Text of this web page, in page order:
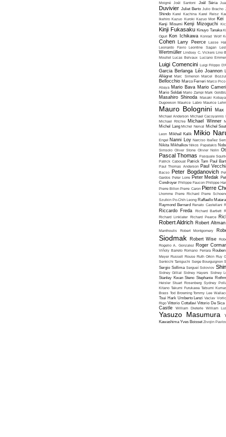
Moigné Joël Santoni Joël Séria
Duvivier Juliet Berto Julio Bracho
Shindo Karel Kachina Karel Reisz
Ikehiro Kazuo Kuroki Kazuo Mori Kei
Kenji Misumi Kenji Mizoguchi
Kinji Fukasaku Kinuyo Tanaka
Oguri Kon Ichikawa Konrad Wolf
Cohen Larry Peerce
Lasse
Leonardo Favio
Leontine Sagan
Wertmüller Lindsey C. Vickers Lino
Moullet Lucas Belvaux Luciano Emmer
Luigi Comencini Luigi Filippo
Garcia Berlanga Léo Joannon
Allégret Marc Simenon Marcel
Bellocchio Marco Ferreri Marco Pico
Abaya Mario Bava Mario
Mario Soldati Mario Zampi Mark
Masahiro Shinoda Masaki
Dugowson Maurice Labro Maurice
Mauro Bolognini Max
Michael Anderson Michael Cacoyannis
Michael Ritchie Michael Winner
Michel Lang Michel Nerval Michel
Leon Mikhaïl Kalik Mikio
Engel Nanni Loy Narciso Ibañez
Nikita Mikhalkov Nikos Papatakis
Simsolo Oliver Stone Olivier Nolin
Pascal Thomas Pasquale
Patrick Cabouat Patrick Tam Paul
Paul Thomas Anderson Paul
Bacso Peter Bogdanovich
Gardos Peter Lorre Peter Medak
Condroyer Philippe Faucon Philippe
Pierre Billon Pierre Caron Pierre
Lhomme Pierre Richard Pierre
Szulkin Po-Chih Leong Raffaello
Raymond Bernard Renato Castellani
Riccardo Freda Richard Bartlett
Richard Linklater Richard Pearce
Robert Aldrich Robert Altman
Manthoulis Robert Montgomery
Siodmak Robert Wise
Rogelio A. Gonzalez Roger
Viñoly Barreto Romano Ferrara
Meyer Russell Rouse Ruth Orkin Ruy
Senkichi Taniguchi Serge Bourguignon
Sergio Sollima Sergueï Soloviov
Sidney Gilliat Sidney Hayers Sidney
Stanley Kwan Steno Stephanie
Heisler Stuart Rosenberg Sydney
Kitano Takumi Furukawa Tatsumi
Brass Tod Browning Tommy Lee
Tsui Hark Umberto Lenzi Vaclav
Rigo Vittorio Cottafavi Vittorio De Sica
Castle William Dieterle William
Yasuzo Masumura
Kawashima Yves Boisset Zivojin